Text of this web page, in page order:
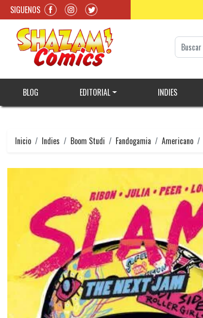
SIGUENOS
BLOG EDITORIAL INDIES
Inicio Indies Boom Studi Fandogamia Americano